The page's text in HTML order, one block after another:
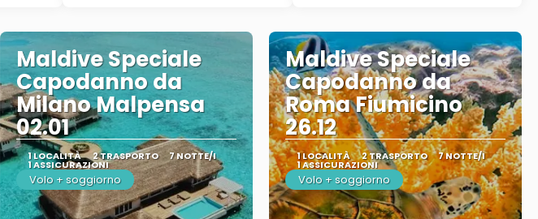
Maldive Speciale
Capodanno da
Milano Malpensa
02.01
1 LOCALITÀ 2 TRASPORTO 7 NOTTE/I
1 ASSICURAZIONI
Volo + soggiorno
Maldive Speciale
Capodanno da
Roma Fiumicino
26.12
1 LOCALITÀ 2 TRASPORTO 7 NOTTE/I
1 ASSICURAZIONI
Volo + soggiorno